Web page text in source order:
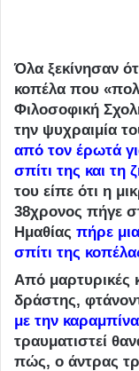
Όλα ξεκίνησαν
κοπέλα που
Φιλοσοφική
την ψυχραιμία
από τον έρωτά
σπίτι της και τη
του είπε ότι η
38χρονος πήγε
Ημαθίας πήρε
σπίτι της
Από μαρτυρικές
δράστης,
με την καραμπίνα
τραυματιστεί
πώς, ο άντρας